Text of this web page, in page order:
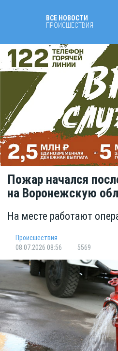
ВСЕ НОВОСТИ
ПРОИСШЕСТВИЯ
Пожар начался
на Воронежскую
На месте работают
Происшествия
08.07.2026 08:56
5569